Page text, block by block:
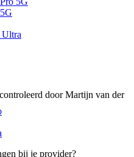
door Martijn van der
bij je provider?